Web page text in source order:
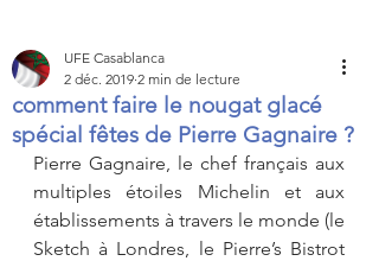
comment faire le nougat glacé
spécial fêtes de Pierre Gagnaire ?
UFE Casablanca
2 déc. 2019 2 min de lecture
Pierre Gagnaire, le chef français aux
multiples étoiles Michelin et aux
établissements à travers le monde (le
Sketch à Londres, le Pierre’s Bistrot